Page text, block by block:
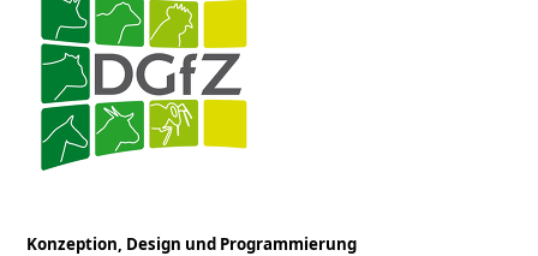
Konzeption, Design und Programmierung